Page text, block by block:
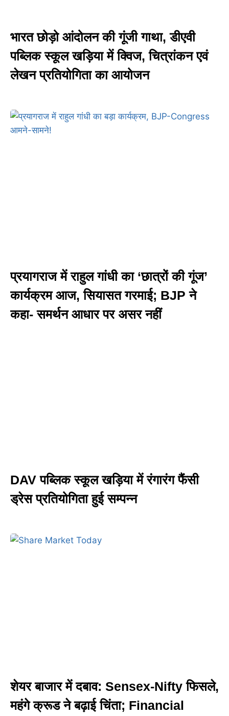
भारत छोड़ो आंदोलन की गूंजी गाथा, डीएवी
पब्लिक स्कूल खड़िया में क्विज, चित्रांकन एवं
लेखन प्रतियोगिता का आयोजन
प्रयागराज में राहुल गांधी का ‘छात्रों की गूंज’
कार्यक्रम आज, सियासत गरमाई; BJP ने
कहा- समर्थन आधार पर असर नहीं
DAV पब्लिक स्कूल खड़िया में रंगारंग फैंसी
ड्रेस प्रतियोगिता हुई सम्पन्न
शेयर बाजार में दबाव: Sensex-Nifty फिसले,
महंगे क्रूड ने बढ़ाई चिंता; Financial